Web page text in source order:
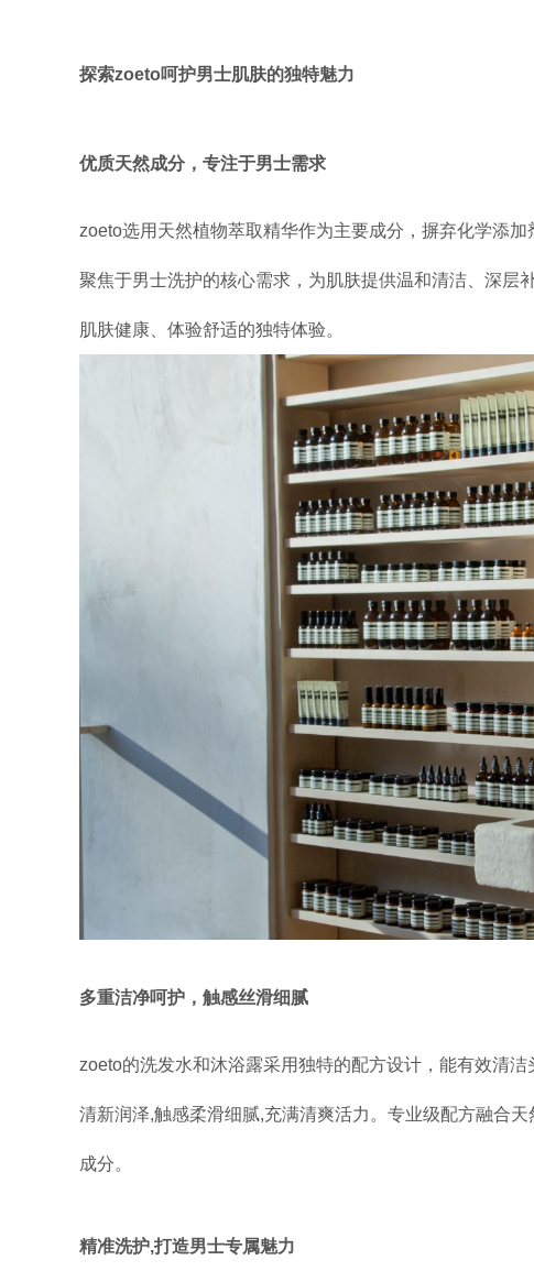
探索zoeto呵护男士肌肤的独特魅力
优质天然成分，专注于男士需求
zoeto选用天然植物萃取精华作为主要成分，摒弃化学添
聚焦于男士洗护的核心需求，为肌肤提供温和清洁、深层
肌肤健康、体验舒适的独特体验。
多重洁净呵护，触感丝滑细腻
zoeto的洗发水和沐浴露采用独特的配方设计，能有效清
清新润泽,触感柔滑细腻,充满清爽活力。专业级配方融合
成分。
精准洗护,打造男士专属魅力